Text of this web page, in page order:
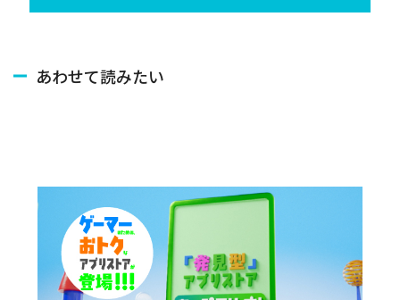
あわせて読みたい